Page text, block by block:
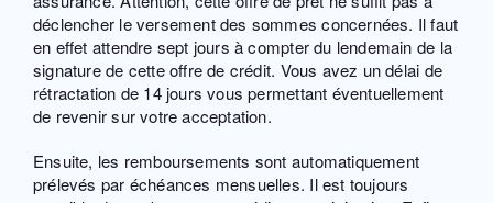
déclencher le versement des sommes concernées. Il faut
en effet attendre sept jours à compter du lendemain de la
signature de cette offre de crédit. Vous avez un délai de
rétractation de 14 jours vous permettant éventuellement
de revenir sur votre acceptation.
Ensuite, les remboursements sont automatiquement
prélevés par échéances mensuelles. Il est toujours